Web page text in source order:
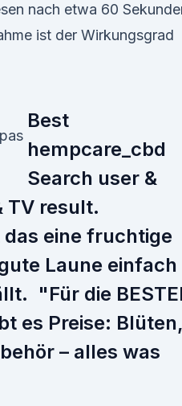
nach etwa 60
ist der Wirkungsgrad
Best
hempcare_cbd
Search user &
TV result.
eine fruchtige
Laune einfach
"Für die
es Preise:
– alles was